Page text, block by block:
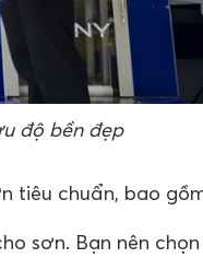
độ bền đẹp
tiêu chuẩn, bao
sơn. Bạn nên chọn